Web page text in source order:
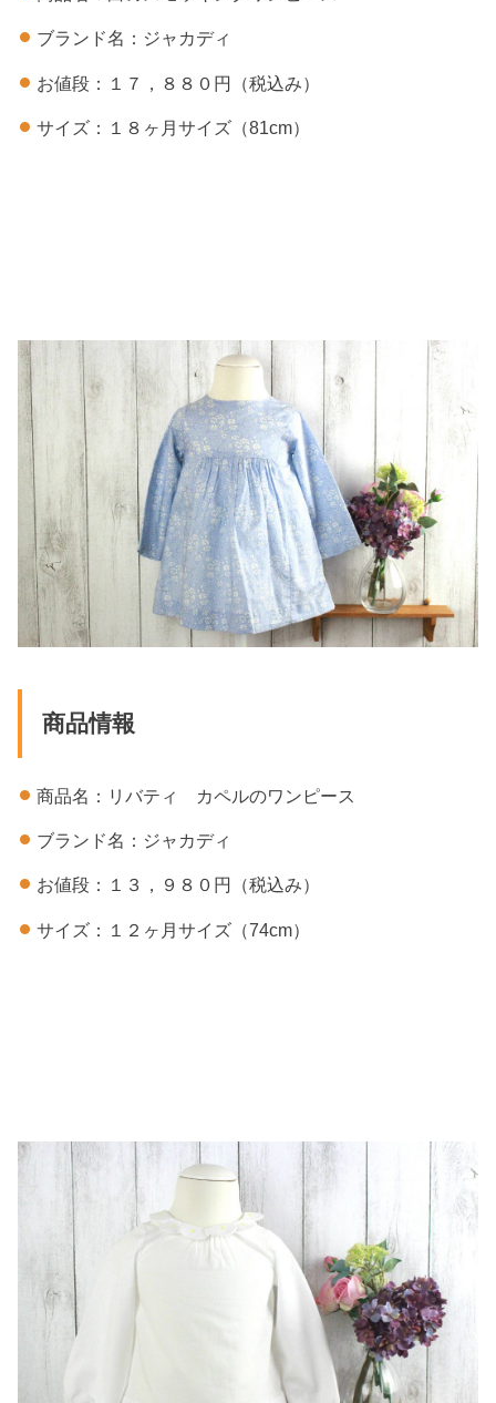
ブランド名：ジャカディ
お値段：１７，８８０円（税込み）
サイズ：１８ヶ月サイズ（81cm）
商品情報
商品名：リバティ カペルのワンピース
ブランド名：ジャカディ
お値段：１３，９８０円（税込み）
サイズ：１２ヶ月サイズ（74cm）